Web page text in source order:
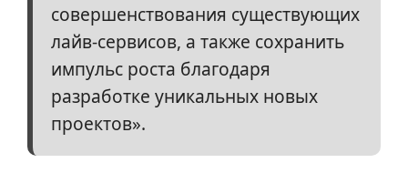
совершенствования существующих
лайв-сервисов, а также сохранить
импульс роста благодаря
разработке уникальных новых
проектов».